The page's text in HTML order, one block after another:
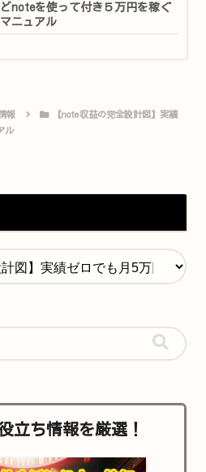
どnoteを使って付き５万円を稼ぐ
マニュアル
報
【note収益の完全設計図】実績
ル
立ち情報を厳選！